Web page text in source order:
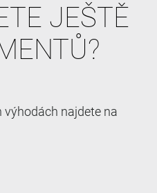
JEŠTĚ
najdete na